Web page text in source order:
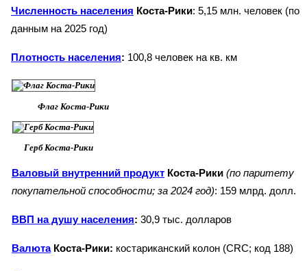
Численность населения Коста-Рики: 5,15 млн. человек (по
данным на 2025 год)
Плотность населения: 100,8 человек на кв. км
Флаг Коста-Рики
Герб Коста-Рики
Валовый внутренний продукт Коста-Рики (по паритету
покупательной способности; за 2024 год): 159 млрд. долл.
ВВП на душу населения: 30,9 тыс. долларов
ВалютаКоста-Рики: костариканский колон (CRC; код 188)